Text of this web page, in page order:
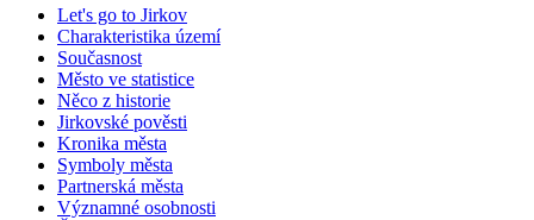
Let's go to Jirkov
Charakteristika území
Současnost
Město ve statistice
Něco z historie
Jirkovské pověsti
Kronika města
Symboly města
Partnerská města
Významné osobnosti